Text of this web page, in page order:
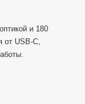
и 180
USB-C,